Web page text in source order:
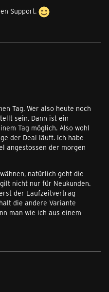
Support.
Tag. Wer also heute noch
sein. Dann ist ein
Tag möglich. Also wohl
der Deal läuft. Ich habe
angestossen der morgen
natürlich geht die
nicht nur für Neukunden.
der Laufzeitvertrag
die andere Variante
man wie ich aus einem